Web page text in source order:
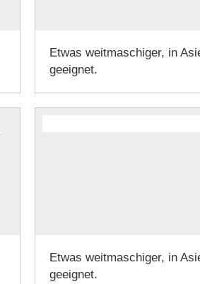
Etwas weitmaschiger, in
geeignet.
Etwas weitmaschiger, in
geeignet.